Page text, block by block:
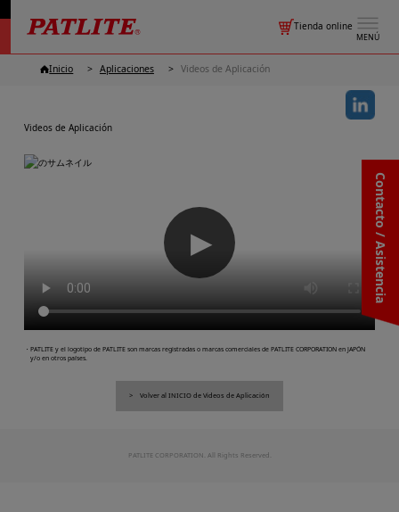
MENÚ
Tienda online
Contacto / Asistencia
Inicio Aplicaciones Videos de Aplicación
Videos de Aplicación
▶
・PATLITE y el logotipo de PATLITE son marcas registradas o marcas comerciales de PATLITE CORPORATION en JAPÓN
y/o en otros países.
Volver al INICIO de Videos de Aplicación
PATLITE CORPORATION. All Rights Reserved.